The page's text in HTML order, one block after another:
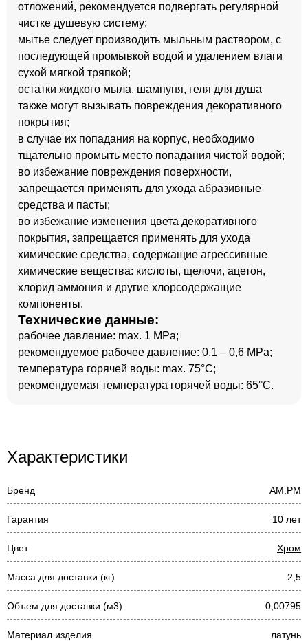
отложений, рекомендуется подвергать регулярной
чистке душевую систему;
мытье следует производить мыльным раствором, с
последующей промывкой водой и удалением влаги
сухой мягкой тряпкой;
остатки жидкого мыла, шампуня, геля для душа
также могут вызывать повреждения декоративного
покрытия;
в случае их попадания на корпус, необходимо
тщательно промыть место попадания чистой водой;
во избежание повреждения поверхности,
запрещается применять для ухода абразивные
средства и пасты;
во избежание изменения цвета декоративного
покрытия, запрещается применять для ухода
химические средства, содержащие агрессивные
химические вещества: кислоты, щелочи, ацетон,
хлорид аммония и другие хлорсодержащие
компоненты.
Технические данные:
рабочее давление: max. 1 MPa;
рекомендуемое рабочее давление: 0,1 – 0,6 MPa;
температура горячей воды: max. 75°C;
рекомендуемая температура горячей воды: 65°C.
Характеристики
Бренд AM.PM
Гарантия 10 лет
Цвет Хром
Масса для доставки (кг) 2,5
Объем для доставки (м3) 0,00795
Материал изделия латунь